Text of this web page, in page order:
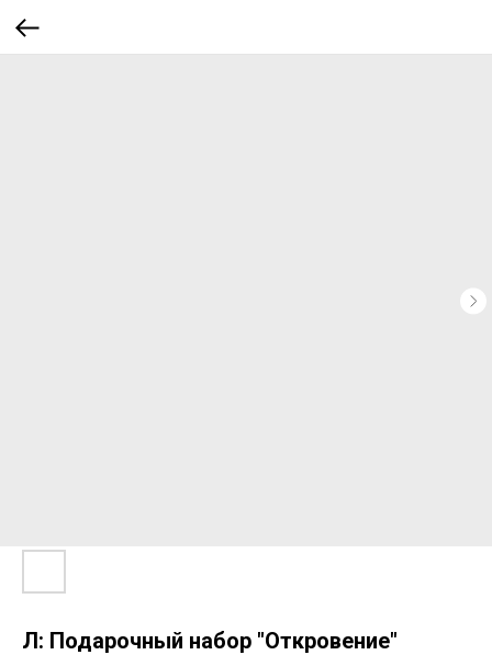
Л: Подарочный набор "Откровение"